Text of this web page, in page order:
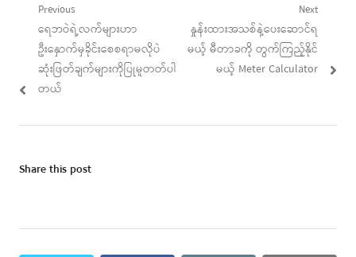
Post
navigation
Previous
Previous
post:
ရေဘဝဲရဲ့လက်များဟာ
ဦးနှောက်မှခိုင်းစေစရာမလိုပဲ
ဆုံးဖြတ်ချက်များကိုပြုမူတတ်ပါ
တယ်
Next
Next
post:
နှုန်းထားအသစ်နဲ့ပေးဆောင်ရ
မယ့် မီတာခကို တွက်ကြည့်နိုင်
မယ့် Meter Calculator
Share this post